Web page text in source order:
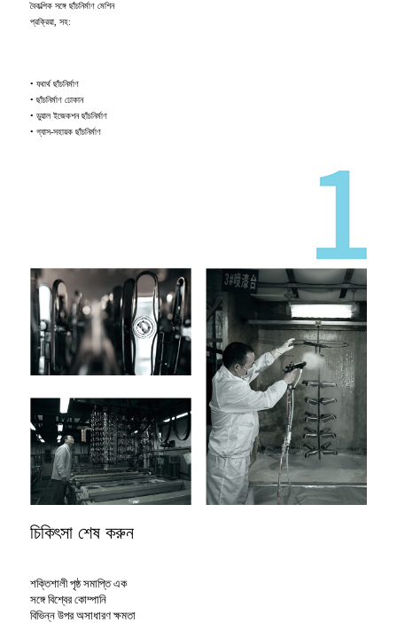
বৈকল্পিক সঙ্গে ছাঁচনির্মাণ মেশিন
প্রক্রিয়া, সহ:
• যথার্থ ছাঁচনির্মাণ
• ছাঁচনির্মাণ ঢোকান
• ডুয়াল ইজেকশন ছাঁচনির্মাণ
• গ্যাস-সহায়ক ছাঁচনির্মাণ
চিকিৎসা শেষ করুন
শক্তিশালী পৃষ্ঠ সমাপ্তি এক
সঙ্গে বিশ্বের কোম্পানি
বিভিন্ন উপর অসাধারণ ক্ষমতা